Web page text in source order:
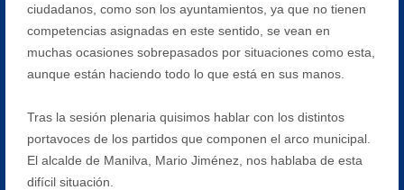
ciudadanos, como son los ayuntamientos, ya que no tienen
competencias asignadas en este sentido, se vean en
muchas ocasiones sobrepasados por situaciones como esta,
aunque están haciendo todo lo que está en sus manos.
Tras la sesión plenaria quisimos hablar con los distintos
portavoces de los partidos que componen el arco municipal.
El alcalde de Manilva, Mario Jiménez, nos hablaba de esta
difícil situación.